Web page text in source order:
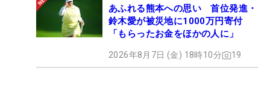
あふれる熊本への思い 首位発進・
鈴木愛が被災地に1000万円寄付
「もらったお金をほかの人に」
2026年8月7日 (金) 18時10分 19